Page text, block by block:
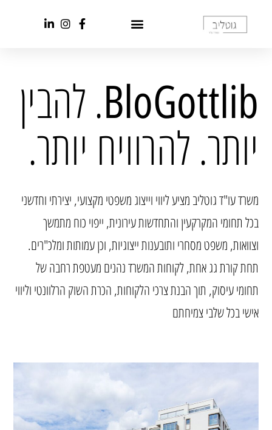
BloGottlib. להבין
יותר. להרוויח יותר.
משרד עו"ד גוטליב מציע ליווי וייצוג משפטי מקצועי, יצירתי וחדשני
בכל תחומי המקרקעין והתחדשות עירונית, ייפוי כוח מתמשך
וצוואות, משפט מסחרי ותובענות ייצוגיות, וכן עמותות ומלכ"רים.
תחת קורת גג אחת, לקוחות המשרד נהנים מעטפת רחבה של
תחומי עיסוק, תוך הבנת צרכי הלקוחות, הכרת השוק הרלוונטי וליווי
אישי בכל שלבי צמיחתם